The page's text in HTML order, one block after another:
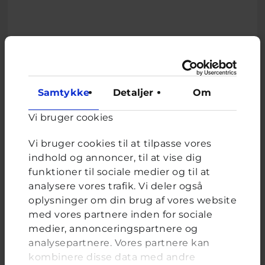
Samtykke Detaljer Om
Vi bruger cookies
Vi bruger cookies til at tilpasse vores
indhold og annoncer, til at vise dig
funktioner til sociale medier og til at
analysere vores trafik. Vi deler også
oplysninger om din brug af vores website
med vores partnere inden for sociale
medier, annonceringspartnere og
analysepartnere. Vores partnere kan
kombinere disse data med andre
Relateret indhold
Om brevkassen
Brevkassen holder sommerferie, så det er ikke muligt at
oprette et nyt spørgsmål.
Du kan stadig læse tidligere spørgsmål og svar.
Afstemning
Har du oplevet, at et eller flere af dine billeder er blevet
redigeret af andre for at gøre dem seksuelle?